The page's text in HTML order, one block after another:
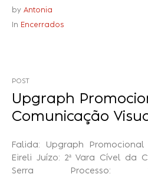
by Antonia
In Encerrados
POST
Upgraph
Comunicação
Falida: Upgraph
Eireli Juízo: 2ª Vara Cível da
Serra Processo: